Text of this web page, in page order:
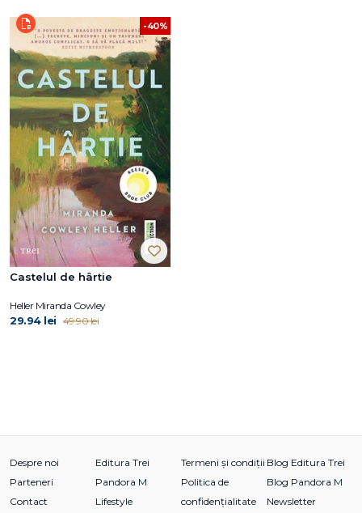
-40%
Castelul de hârtie
Heller Miranda Cowley
29.94 lei 49.90 lei
Despre noi
Parteneri
Contact
Editura Trei
Pandora M
Lifestyle
Termeni și condiții
Politica de
confidențialitate
Blog Editura Trei
Blog Pandora M
Newsletter